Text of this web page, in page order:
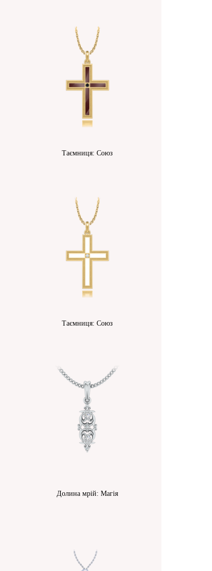
Таємниця: Союз
Таємниця: Союз
Долина мрій: Магія